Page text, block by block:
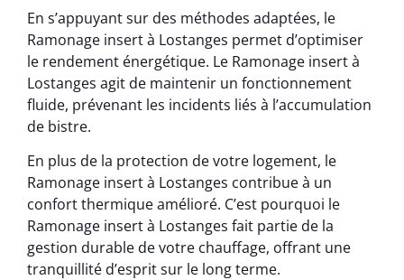
En s’appuyant sur des méthodes adaptées, le
Ramonage insert à Lostanges permet d’optimiser
le rendement énergétique. Le Ramonage insert à
Lostanges agit de maintenir un fonctionnement
fluide, prévenant les incidents liés à l’accumulation
de bistre.
En plus de la protection de votre logement, le
Ramonage insert à Lostanges contribue à un
confort thermique amélioré. C’est pourquoi le
Ramonage insert à Lostanges fait partie de la
gestion durable de votre chauffage, offrant une
tranquillité d’esprit sur le long terme.